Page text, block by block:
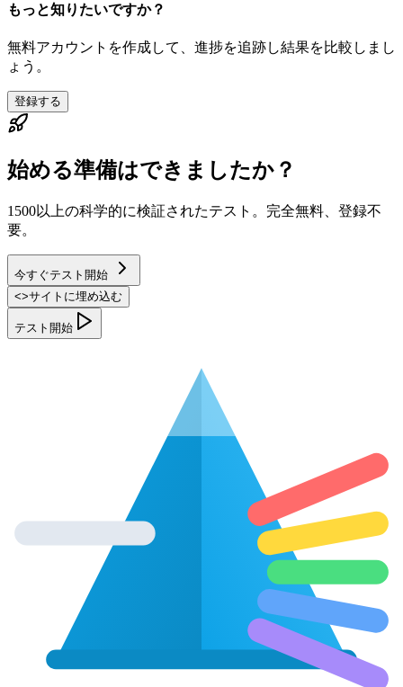
もっと知りたいですか？
無料アカウントを作成して、進捗を追跡し結果を比較しまし
ょう。
登録する
始める準備はできましたか？
1500以上の科学的に検証されたテスト。完全無料、登録不
要。
今すぐテスト開始
<>サイトに埋め込む
テスト開始